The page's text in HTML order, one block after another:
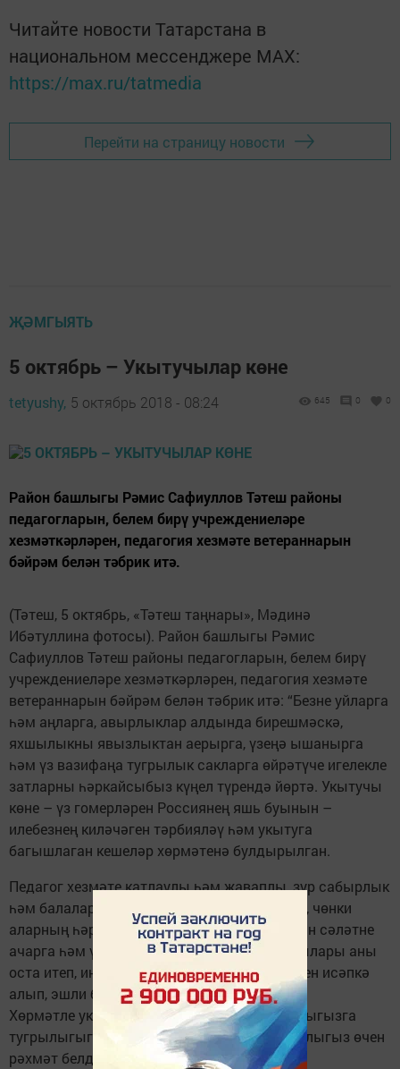
Читайте новости Татарстана в
национальном мессенджере MАХ:
https://max.ru/tatmedia
Перейти на страницу новости
ҖӘМГЫЯТЬ
5 октябрь – Укытучылар көне
tetyushy, 5 октябрь 2018 - 08:24 645 0 0
Район башлыгы Рәмис Сафиуллов Тәтеш районы
педагогларын, белем бирү учреждениеләре
хезмәткәрләрен, педагогия хезмәте ветераннарын
бәйрәм белән тәбрик итә.
(Тәтеш, 5 октябрь, «Тәтеш таңнары», Мәдинә
Ибәтуллина фотосы). Район башлыгы Рәмис
Сафиуллов Тәтеш районы педагогларын, белем бирү
учреждениеләре хезмәткәрләрен, педагогия хезмәте
ветераннарын бәйрәм белән тәбрик итә: “Безне уйларга
һәм аңларга, авырлыклар алдында бирешмәскә,
яхшылыкны явызлыктан аерырга, үзеңә ышанырга
һәм үз вазифаңа тугрылык сакларга өйрәтүче игелекле
затларны һәркайсыбыз күңел түрендә йөртә. Укытучы
көне – үз гомерләрен Россиянең яшь буынын –
илебезнең киләчәген тәрбияләү һәм укытуга
багышлаган ­кешеләр хөрмәтенә булдырылган.
Педагог хезмәте катлаулы һәм җаваплы, зур сабырлык
һәм балаларга аерым мөнәсәбәт таләп итә, чөнки
аларның һәркайсында табигатьтән бирелгән сәләтне
ачарга һәм үстерер­гә кирәк. Тәтеш укытучылары аны
оста итеп, иң яхшы педагогия традицияләрен исәпкә
алып, эшли беләләр.
Хөрмәтле укытучылар! Сезгә һөнәри бурычыгызга
тугрылыгыгыз, балаларга биргән күңел җылыгыз өчен
рәхмәт белдерергә рөхсәт итегез. Мәгариф